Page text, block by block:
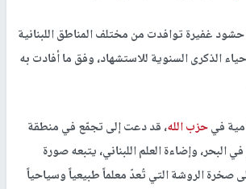
غفيرة توافدت من مختلف المناطق اللبنانية
الذكرى السنوية للاستشهاد، وفق ما أفادت به
فيحزب الله، قد دعت إلى تجمّع في منطقة
البحر، وإضاءة العلم اللبناني، يتبعه صورة
صخرة الروشة التي تُعدّ معلماً طبيعياً وسياحياً